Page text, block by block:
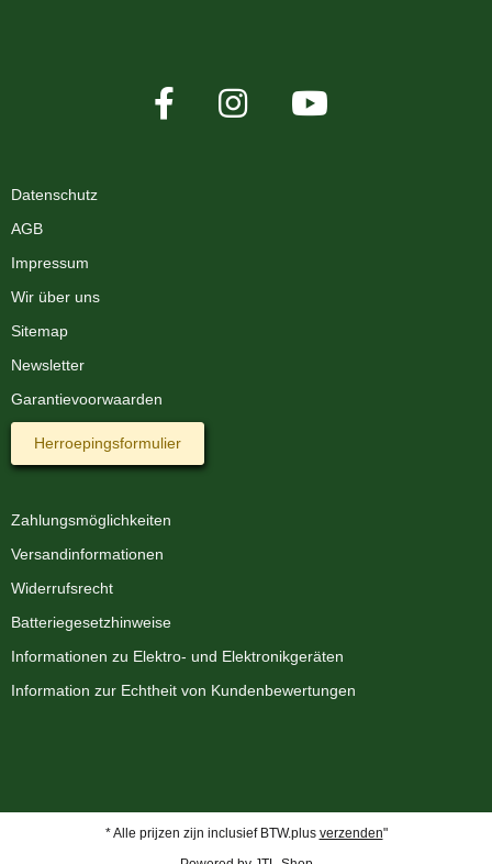
Datenschutz
AGB
Impressum
Wir über uns
Sitemap
Newsletter
Garantievoorwaarden
Herroepingsformulier
Zahlungsmöglichkeiten
Versandinformationen
Widerrufsrecht
Batteriegesetzhinweise
Informationen zu Elektro- und Elektronikgeräten
Information zur Echtheit von Kundenbewertungen
* Alle prijzen zijn inclusief BTW.plus verzenden"